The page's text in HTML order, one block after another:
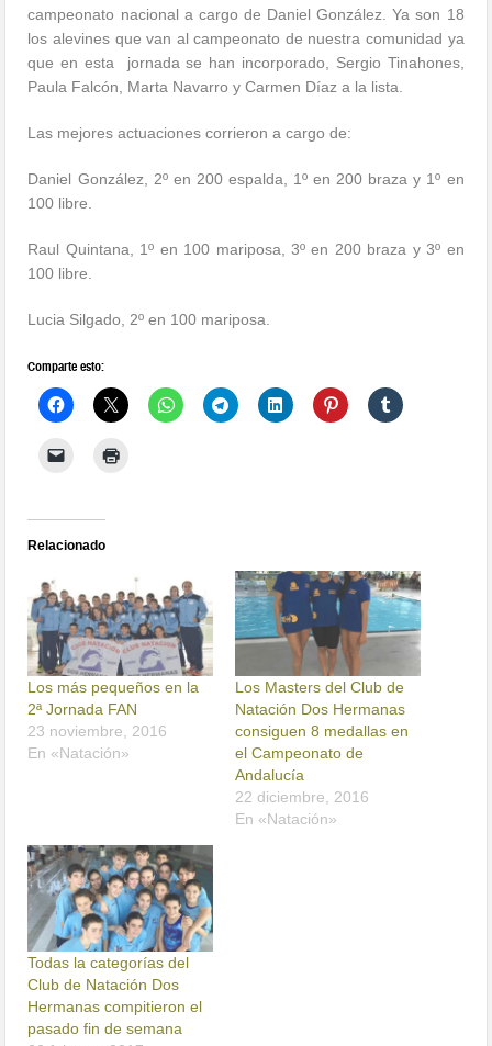
campeonato nacional a cargo de Daniel González. Ya son 18
los alevines que van al campeonato de nuestra comunidad ya
que en esta jornada se han incorporado, Sergio Tinahones,
Paula Falcón, Marta Navarro y Carmen Díaz a la lista.
Las mejores actuaciones corrieron a cargo de:
Daniel González, 2º en 200 espalda, 1º en 200 braza y 1º en
100 libre.
Raul Quintana, 1º en 100 mariposa, 3º en 200 braza y 3º en
100 libre.
Lucia Silgado, 2º en 100 mariposa.
Comparte esto:
Relacionado
Los más pequeños en la
2ª Jornada FAN
23 noviembre, 2016
En «Natación»
Los Masters del Club de
Natación Dos Hermanas
consiguen 8 medallas en
el Campeonato de
Andalucía
22 diciembre, 2016
En «Natación»
Todas la categorías del
Club de Natación Dos
Hermanas compitieron el
pasado fin de semana